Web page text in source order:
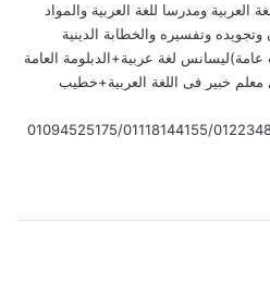
العربية ومدرسا للغة العربية والمواد
وتفسيره والخطابة الدينية
عامة)ليسانس لغة عربية+الدبلومة العامة
معلم خبير فى اللغة العربية+خطيب